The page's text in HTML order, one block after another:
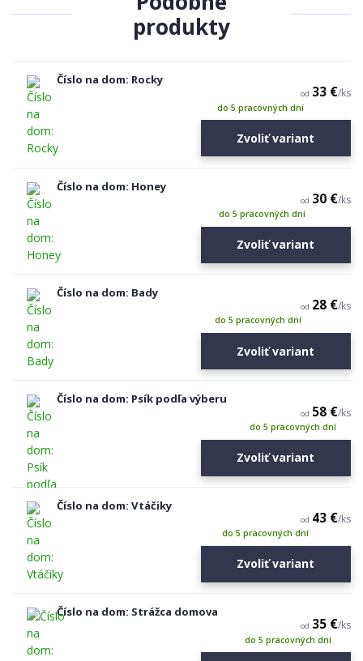
produkty
Číslo na dom: Rocky
od 33 €/ks
do 5 pracovných dní
Zvoliť variant
Číslo na dom: Honey
od 30 €/ks
do 5 pracovných dní
Zvoliť variant
Číslo na dom: Bady
od 28 €/ks
do 5 pracovných dní
Zvoliť variant
Číslo na dom: Psík podľa výberu
od 58 €/ks
do 5 pracovných dní
Zvoliť variant
Číslo na dom: Vtáčiky
od 43 €/ks
do 5 pracovných dní
Zvoliť variant
Číslo na dom: Strážca domova
od 35 €/ks
do 5 pracovných dní